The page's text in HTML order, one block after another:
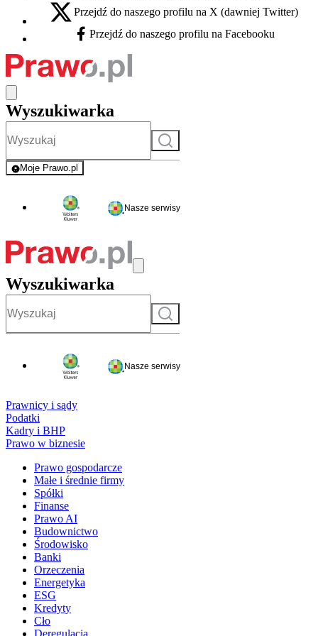
X - otwiera się w nowej karcie
Przejdź do naszego profilu na X (dawniej Twitter)
Facebook - otwiera się w nowej karcie
Przejdź do naszego profilu na Facebooku
Wyszukiwarka
Szukaj
Moje Prawo.pl
- rejestracja i logowanie do serwisu
Nasze serwisy
Wyszukiwarka
Szukaj
Nasze serwisy
Prawnicy i sądy
Podatki
Kadry i BHP
Prawo w biznesie
Prawo gospodarcze
Małe i średnie firmy
Spółki
Finanse
Prawo AI
Budownictwo
Środowisko
Banki
Orzeczenia
Energetyka
ESG
Kredyty
Cło